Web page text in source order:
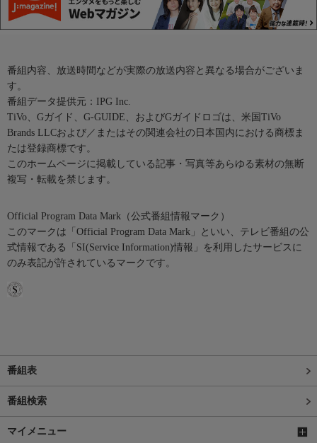
番組内容、放送時間などが実際の放送内容と異なる場合がございま
す。
番組データ提供元：IPG Inc.
TiVo、Gガイド、G-GUIDE、およびGガイドロゴは、米国TiVo
Brands LLCおよび／またはその関連会社の日本国内における商標ま
たは登録商標です。
このホームページに掲載している記事・写真等あらゆる素材の無断
複写・転載を禁じます。
Official Program Data Mark（公式番組情報マーク）
このマークは「Official Program Data Mark」といい、テレビ番組の公
式情報である「SI(Service Information)情報」を利用したサービスに
のみ表記が許されているマークです。
番組表
番組検索
マイメニュー